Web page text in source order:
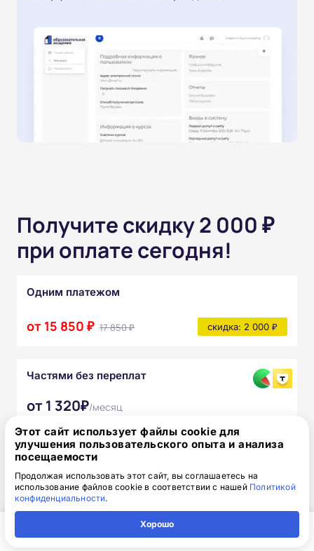
Получите скидку 2 000 ₽
при оплате сегодня!
Одним платежом
от 15 850 ₽ 17 850 ₽ скидка: 2 000 ₽
Частями без переплат
от 1 320₽/месяц
Узнать подробнее
После прохождения курса вы получите:
Полный комплект официальных
документов
Доступ к онлайн-платформе Академии
Этот сайт использует файлы cookie для
улучшения пользовательского опыта и анализа
посещаемости
Продолжая использовать этот сайт, вы соглашаетесь на
использование файлов cookie в соответствии с нашей Политикой
конфиденциальности.
Хорошо